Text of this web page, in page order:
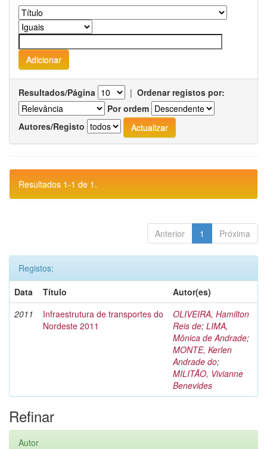
Resultados/Página | Ordenar registos por:
Por ordem
Autores/Registo
Resultados 1-1 de 1.
Anterior 1 Próxima
Registos:
Data
Título
Autor(es)
2011
Infraestrutura de transportes do
Nordeste 2011
OLIVEIRA, Hamilton
Reis de; LIMA,
Mônica de Andrade;
MONTE, Kerlen
Andrade do;
MILITÃO, Vivianne
Benevides
Refinar
Autor